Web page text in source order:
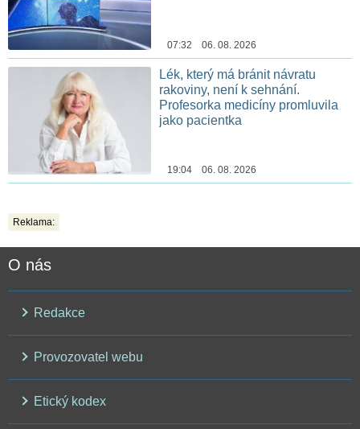
07:32 06. 08. 2026
Lék, který má bránit návratu
rakoviny, není k sehnání.
Profesorka medicíny promluvila
jako pacientka
19:04 06. 08. 2026
Reklama:
O nás
Redakce
Provozovatel webu
Etický kodex